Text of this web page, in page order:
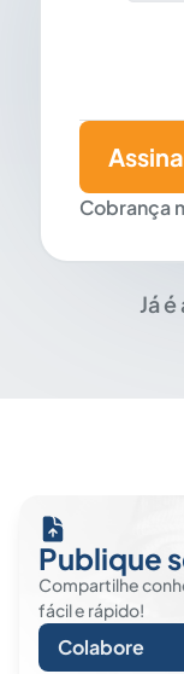
Cobrança
Já
Publique
Compartilhe
fácil e rápido!
Colabore